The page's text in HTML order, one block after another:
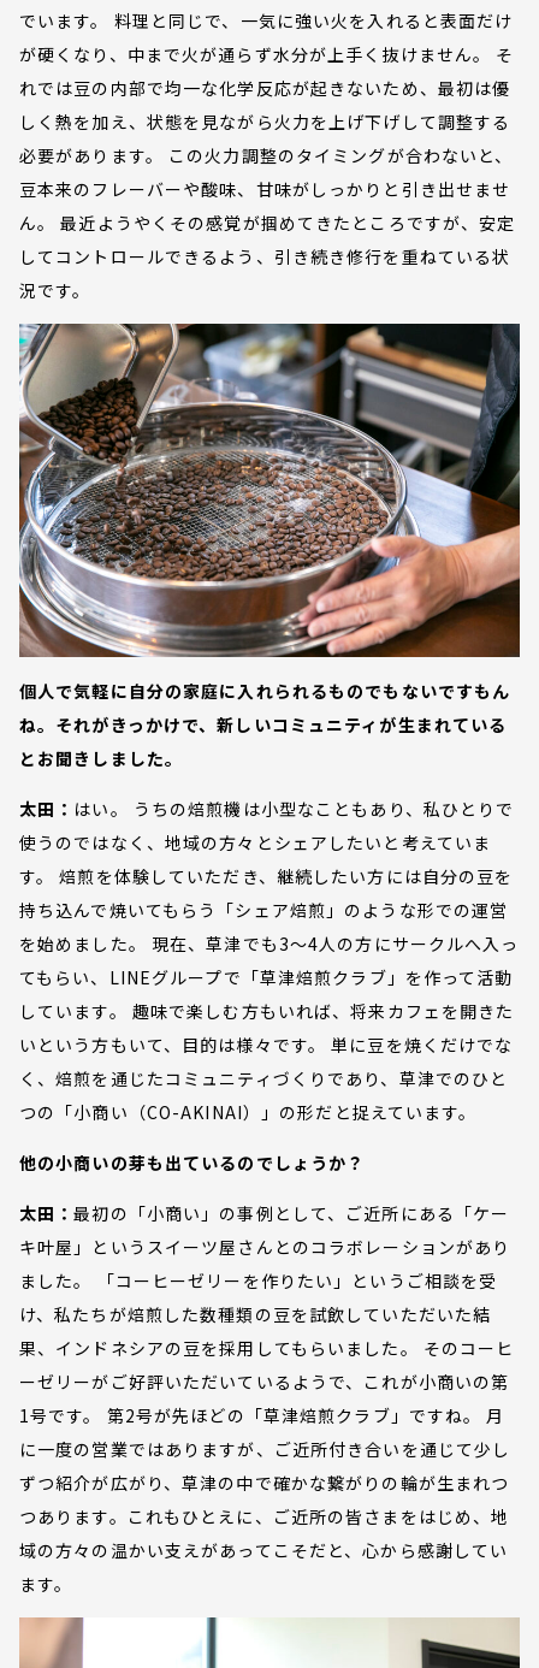
でいます。 料理と同じで、一気に強い火を入れると表面だけ
が硬くなり、中まで火が通らず水分が上手く抜けません。 そ
れでは豆の内部で均一な化学反応が起きないため、最初は優
しく熱を加え、状態を見ながら火力を上げ下げして調整する
必要があります。 この火力調整のタイミングが合わないと、
豆本来のフレーバーや酸味、甘味がしっかりと引き出せませ
ん。 最近ようやくその感覚が掴めてきたところですが、安定
してコントロールできるよう、引き続き修行を重ねている状
況です。
個人で気軽に自分の家庭に入れられるものでもないですもん
ね。それがきっかけで、新しいコミュニティが生まれている
とお聞きしました。
太田： はい。 うちの焙煎機は小型なこともあり、私ひとりで
使うのではなく、地域の方々とシェアしたいと考えていま
す。 焙煎を体験していただき、継続したい方には自分の豆を
持ち込んで焼いてもらう「シェア焙煎」のような形での運営
を始めました。 現在、草津でも3〜4人の方にサークルへ入っ
てもらい、LINEグループで「草津焙煎クラブ」を作って活動
しています。 趣味で楽しむ方もいれば、将来カフェを開きた
いという方もいて、目的は様々です。 単に豆を焼くだけでな
く、焙煎を通じたコミュニティづくりであり、草津でのひと
つの「小商い（CO-AKINAI）」の形だと捉えています。
他の小商いの芽も出ているのでしょうか？
太田：最初の「小商い」の事例として、ご近所にある「ケー
キ叶屋」というスイーツ屋さんとのコラボレーションがあり
ました。 「コーヒーゼリーを作りたい」というご相談を受
け、私たちが焙煎した数種類の豆を試飲していただいた結
果、インドネシアの豆を採用してもらいました。 そのコーヒ
ーゼリーがご好評いただいているようで、これが小商いの第
1号です。 第2号が先ほどの「草津焙煎クラブ」ですね。 月
に一度の営業ではありますが、ご近所付き合いを通じて少し
ずつ紹介が広がり、草津の中で確かな繋がりの輪が生まれつ
つあります。これもひとえに、ご近所の皆さまをはじめ、地
域の方々の温かい支えがあってこそだと、心から感謝してい
ます。